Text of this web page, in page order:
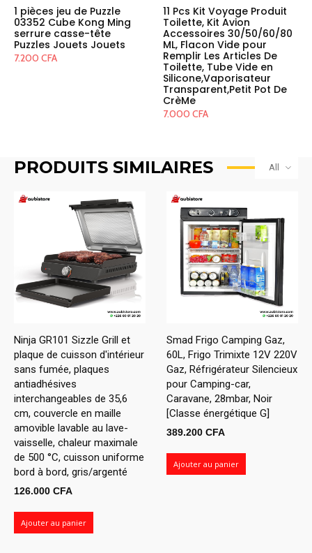
1 pièces jeu de Puzzle
03352 Cube Kong Ming
serrure casse-tête
Puzzles Jouets Jouets
7.200 CFA
11 Pcs Kit Voyage Produit
Toilette, Kit Avion
Accessoires 30/50/60/80
ML, Flacon Vide pour
Remplir Les Articles De
Toilette, Tube Vide en
Silicone,Vaporisateur
Transparent,Petit Pot De
CrèMe
7.000 CFA
PRODUITS SIMILAIRES All
Ninja GR101 Sizzle Grill et
plaque de cuisson d'intérieur
sans fumée, plaques
antiadhésives
interchangeables de 35,6
cm, couvercle en maille
amovible lavable au lave-
vaisselle, chaleur maximale
de 500 °C, cuisson uniforme
bord à bord, gris/argenté
126.000 CFA
Ajouter au panier
Smad Frigo Camping Gaz,
60L, Frigo Trimixte 12V 220V
Gaz, Réfrigérateur Silencieux
pour Camping-car,
Caravane, 28mbar, Noir
[Classe énergétique G]
389.200 CFA
Ajouter au panier